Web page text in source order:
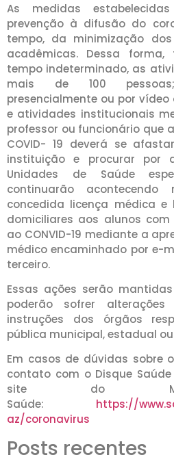
As medidas
prevenção à difusão do
tempo, da minimização
acadêmicas. Dessa forma,
tempo indeterminado, as
mais de 100
presencialmente ou por
e atividades institucionais
professor ou funcionário que
COVID- 19 deverá se
instituição e procurar por
Unidades de Saúde
continuarão acontecendo
concedida licença médica e
domiciliares aos alunos
ao CONVID-19 mediante a
médico encaminhado por e-
terceiro.
Essas ações serão
poderão sofrer
instruções dos órgãos
pública municipal, estadual
Em casos de dúvidas sobre
contato com o Disque
site do
Saúde: https://
az/coronavirus
Posts recentes